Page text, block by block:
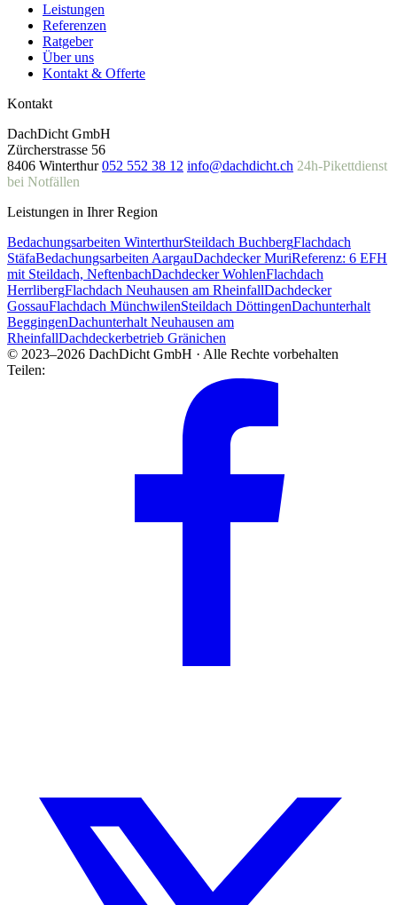
Leistungen
Referenzen
Ratgeber
Über uns
Kontakt & Offerte
Kontakt
DachDicht GmbH
Zürcherstrasse 56
8406 Winterthur 052 552 38 12 info@dachdicht.ch 24h-Pikettdienst
bei Notfällen
Leistungen in Ihrer Region
Bedachungsarbeiten WinterthurSteildach BuchbergFlachdach
StäfaBedachungsarbeiten AargauDachdecker MuriReferenz: 6 EFH
mit Steildach, NeftenbachDachdecker WohlenFlachdach
HerrlibergFlachdach Neuhausen am RheinfallDachdecker
GossauFlachdach MünchwilenSteildach DöttingenDachunterhalt
BeggingenDachunterhalt Neuhausen am
RheinfallDachdeckerbetrieb Gränichen
© 2023–2026 DachDicht GmbH · Alle Rechte vorbehalten
Teilen: